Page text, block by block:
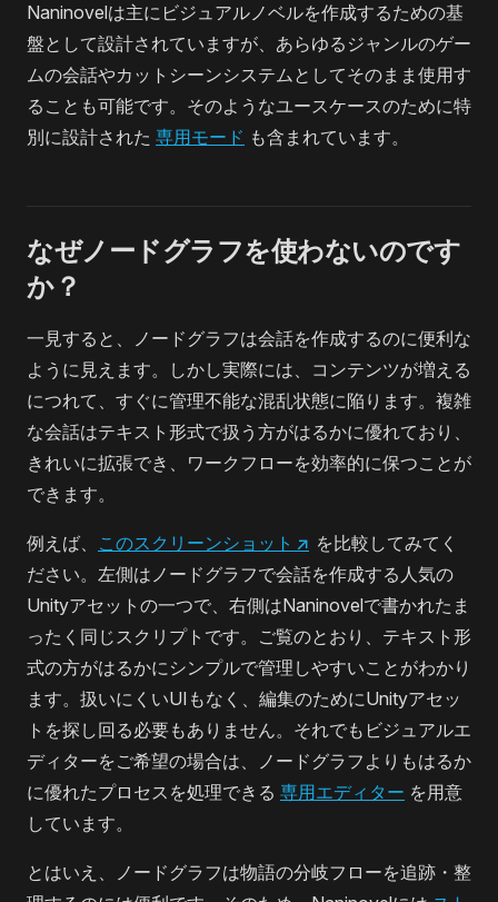
Naninovelは主にビジュアルノベルを作成するための基
盤として設計されていますが、あらゆるジャンルのゲー
ムの会話やカットシーンシステムとしてそのまま使用す
ることも可能です。そのようなユースケースのために特
別に設計された 専用モード も含まれています。
なぜノードグラフを使わないのです
か？
一見すると、ノードグラフは会話を作成するのに便利な
ように見えます。しかし実際には、コンテンツが増える
につれて、すぐに管理不能な混乱状態に陥ります。複雑
な会話はテキスト形式で扱う方がはるかに優れており、
きれいに拡張でき、ワークフローを効率的に保つことが
できます。
例えば、 このスクリーンショット ↗ を比較してみてく
ださい。左側はノードグラフで会話を作成する人気の
Unityアセットの一つで、右側はNaninovelで書かれたま
ったく同じスクリプトです。ご覧のとおり、テキスト形
式の方がはるかにシンプルで管理しやすいことがわかり
ます。扱いにくいUIもなく、編集のためにUnityアセッ
トを探し回る必要もありません。それでもビジュアルエ
ディターをご希望の場合は、ノードグラフよりもはるか
に優れたプロセスを処理できる 専用エディター を用意
しています。
とはいえ、ノードグラフは物語の分岐フローを追跡・整